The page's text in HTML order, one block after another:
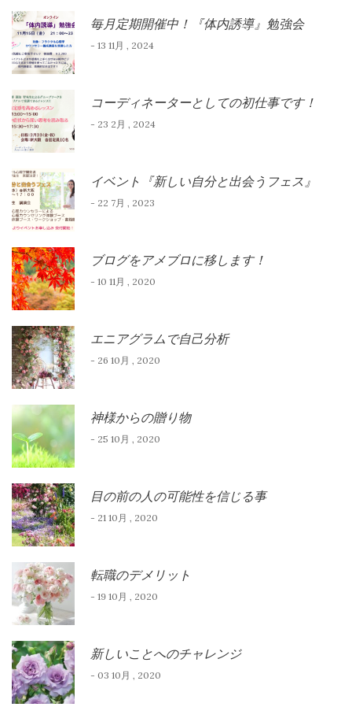
毎月定期開催中！『体内誘導』勉強会
- 13 11月 , 2024
コーディネーターとしての初仕事です！
- 23 2月 , 2024
イベント『新しい自分と出会うフェス』
- 22 7月 , 2023
ブログをアメブロに移します！
- 10 11月 , 2020
エニアグラムで自己分析
- 26 10月 , 2020
神様からの贈り物
- 25 10月 , 2020
目の前の人の可能性を信じる事
- 21 10月 , 2020
転職のデメリット
- 19 10月 , 2020
新しいことへのチャレンジ
- 03 10月 , 2020